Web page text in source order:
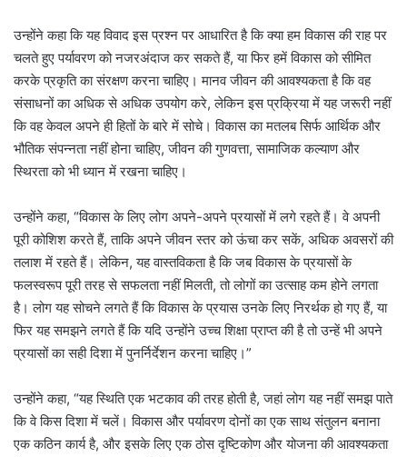
उन्होंने कहा कि यह विवाद इस प्रश्न पर आधारित है कि क्या हम विकास की राह पर
चलते हुए पर्यावरण को नजरअंदाज कर सकते हैं, या फिर हमें विकास को सीमित
करके प्रकृति का संरक्षण करना चाहिए। मानव जीवन की आवश्यकता है कि वह
संसाधनों का अधिक से अधिक उपयोग करे, लेकिन इस प्रक्रिया में यह जरूरी नहीं
कि वह केवल अपने ही हितों के बारे में सोचे। विकास का मतलब सिर्फ आर्थिक और
भौतिक संपन्नता नहीं होना चाहिए, जीवन की गुणवत्ता, सामाजिक कल्याण और
स्थिरता को भी ध्यान में रखना चाहिए।
उन्होंने कहा, “विकास के लिए लोग अपने-अपने प्रयासों में लगे रहते हैं। वे अपनी
पूरी कोशिश करते हैं, ताकि अपने जीवन स्तर को ऊंचा कर सकें, अधिक अवसरों की
तलाश में रहते हैं। लेकिन, यह वास्तविकता है कि जब विकास के प्रयासों के
फलस्वरूप पूरी तरह से सफलता नहीं मिलती, तो लोगों का उत्साह कम होने लगता
है। लोग यह सोचने लगते हैं कि विकास के प्रयास उनके लिए निरर्थक हो गए हैं, या
फिर यह समझने लगते हैं कि यदि उन्होंने उच्च शिक्षा प्राप्त की है तो उन्हें भी अपने
प्रयासों का सही दिशा में पुनर्निर्देशन करना चाहिए।”
उन्होंने कहा, “यह स्थिति एक भटकाव की तरह होती है, जहां लोग यह नहीं समझ पाते
कि वे किस दिशा में चलें। विकास और पर्यावरण दोनों का एक साथ संतुलन बनाना
एक कठिन कार्य है, और इसके लिए एक ठोस दृष्टिकोण और योजना की आवश्यकता